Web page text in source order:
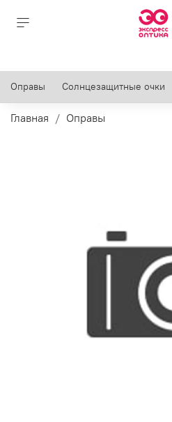
Оправы Солнцезащитные очки
Главная Оправы